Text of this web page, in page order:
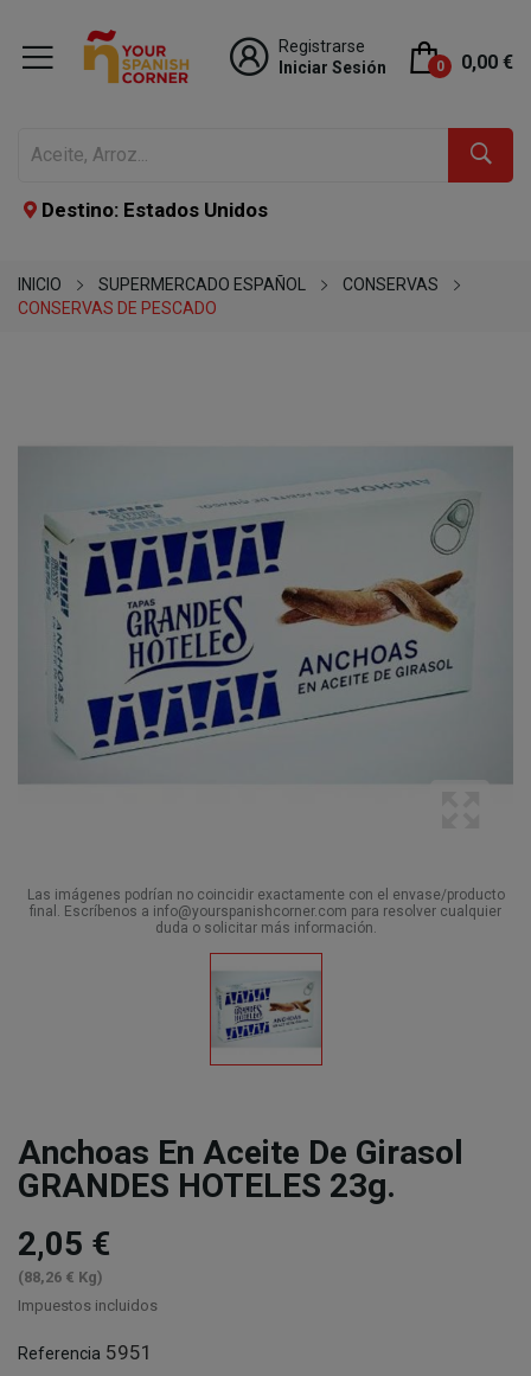
Registrarse
Iniciar Sesión
0 0,00 €
Destino: Estados Unidos
INICIO SUPERMERCADO ESPAÑOL
CONSERVAS
CONSERVAS DE PESCADO
Las imágenes podrían no coincidir exactamente con el envase/producto
final. Escríbenos a info@yourspanishcorner.com para resolver cualquier
duda o solicitar más información.
Anchoas En Aceite De Girasol
GRANDES HOTELES 23g.
2,05 €
(88,26 € Kg)
Impuestos incluidos
Referencia 5951